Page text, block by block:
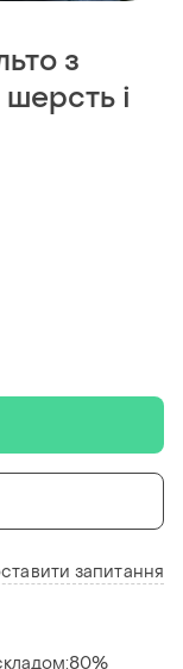
з
і
запитання